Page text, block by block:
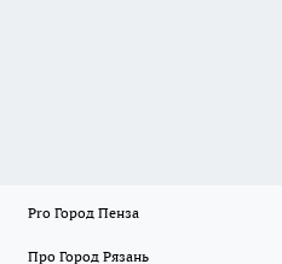
Pro Город Пенза
Про Город Рязань